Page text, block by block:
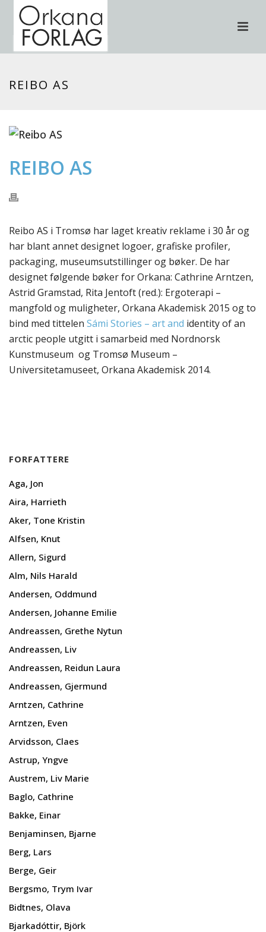
REIBO AS
REIBO AS
Reibo AS i Tromsø har laget kreativ reklame i 30 år og
har blant annet designet logoer, grafiske profiler,
packaging, museumsutstillinger og bøker. De har
designet følgende bøker for Orkana: Cathrine Arntzen,
Astrid Gramstad, Rita Jentoft (red.): Ergoterapi –
mangfold og muligheter, Orkana Akademisk 2015 og to
bind med tittelen Sámi Stories – art and identity of an
arctic people utgitt i samarbeid med Nordnorsk
Kunstmuseum og Tromsø Museum –
Universitetamuseet, Orkana Akademisk 2014.
FORFATTERE
Aga, Jon
Aira, Harrieth
Aker, Tone Kristin
Alfsen, Knut
Allern, Sigurd
Alm, Nils Harald
Andersen, Oddmund
Andersen, Johanne Emilie
Andreassen, Grethe Nytun
Andreassen, Liv
Andreassen, Reidun Laura
Andreassen, Gjermund
Arntzen, Cathrine
Arntzen, Even
Arvidsson, Claes
Astrup, Yngve
Austrem, Liv Marie
Baglo, Cathrine
Bakke, Einar
Benjaminsen, Bjarne
Berg, Lars
Berge, Geir
Bergsmo, Trym Ivar
Bidtnes, Olava
Bjarkadóttir, Björk